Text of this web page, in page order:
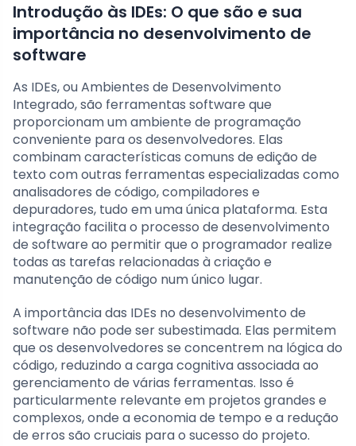
Introdução às IDEs: O que são e sua
importância no desenvolvimento de
software
As IDEs, ou Ambientes de Desenvolvimento
Integrado, são ferramentas software que
proporcionam um ambiente de programação
conveniente para os desenvolvedores. Elas
combinam características comuns de edição de
texto com outras ferramentas especializadas como
analisadores de código, compiladores e
depuradores, tudo em uma única plataforma. Esta
integração facilita o processo de desenvolvimento
de software ao permitir que o programador realize
todas as tarefas relacionadas à criação e
manutenção de código num único lugar.
A importância das IDEs no desenvolvimento de
software não pode ser subestimada. Elas permitem
que os desenvolvedores se concentrem na lógica do
código, reduzindo a carga cognitiva associada ao
gerenciamento de várias ferramentas. Isso é
particularmente relevante em projetos grandes e
complexos, onde a economia de tempo e a redução
de erros são cruciais para o sucesso do projeto.